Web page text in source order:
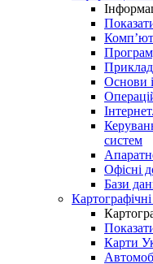
Основи
систем
Офісні
Бази
Карти